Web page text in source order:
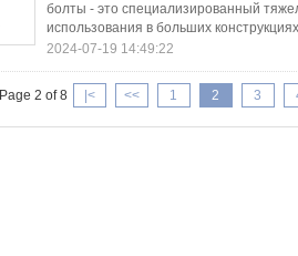
болты - это специализированный
использования в больших
2024-07-19 14:49:22
Page 2 of 8 |< << 1 2 3